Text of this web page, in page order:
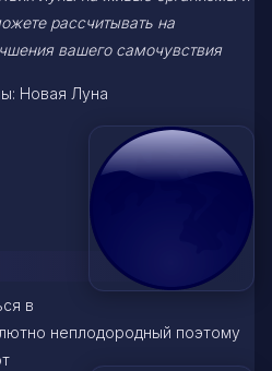
рассчитывать на
вашего самочувствия
Новая Луна
в
неплодородный поэтому